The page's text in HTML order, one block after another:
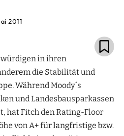
2011
in ihren
die Stabilität und
Während Moody´s
und Landesbausparkassen
hat Fitch den Rating-Floor
von A+ für langfristige bzw.